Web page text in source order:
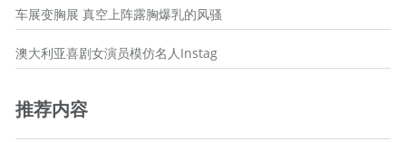
车展变胸展 真空上阵露胸爆乳的风骚
澳大利亚喜剧女演员模仿名人Instag
推荐内容